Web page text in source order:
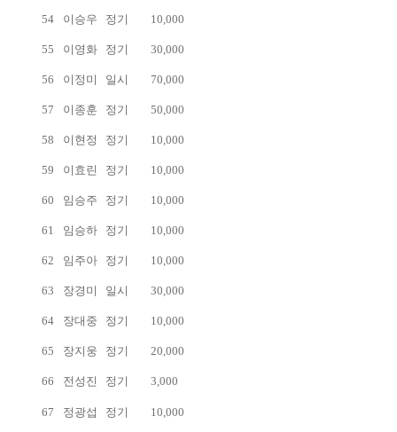
54 이승우 정기 10,000
55 이영화 정기 30,000
56 이정미 일시 70,000
57 이종훈 정기 50,000
58 이현정 정기 10,000
59 이효린 정기 10,000
60 임승주 정기 10,000
61 임승하 정기 10,000
62 임주아 정기 10,000
63 장경미 일시 30,000
64 장대중 정기 10,000
65 장지웅 정기 20,000
66 전성진 정기 3,000
67 정광섭 정기 10,000